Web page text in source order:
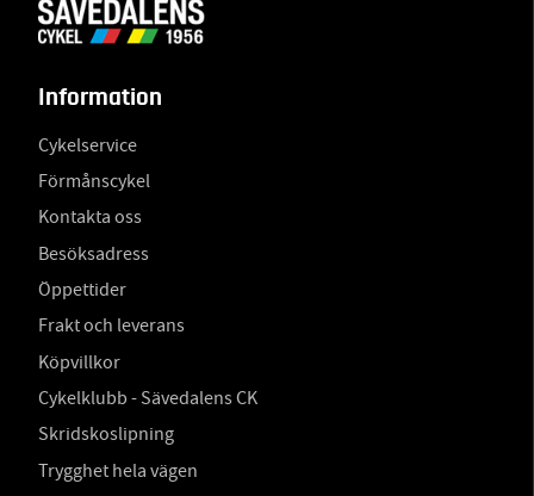
Information
Cykelservice
Förmånscykel
Kontakta oss
Besöksadress
Öppettider
Frakt och leverans
Köpvillkor
Cykelklubb - Sävedalens CK
Skridskoslipning
Trygghet hela vägen